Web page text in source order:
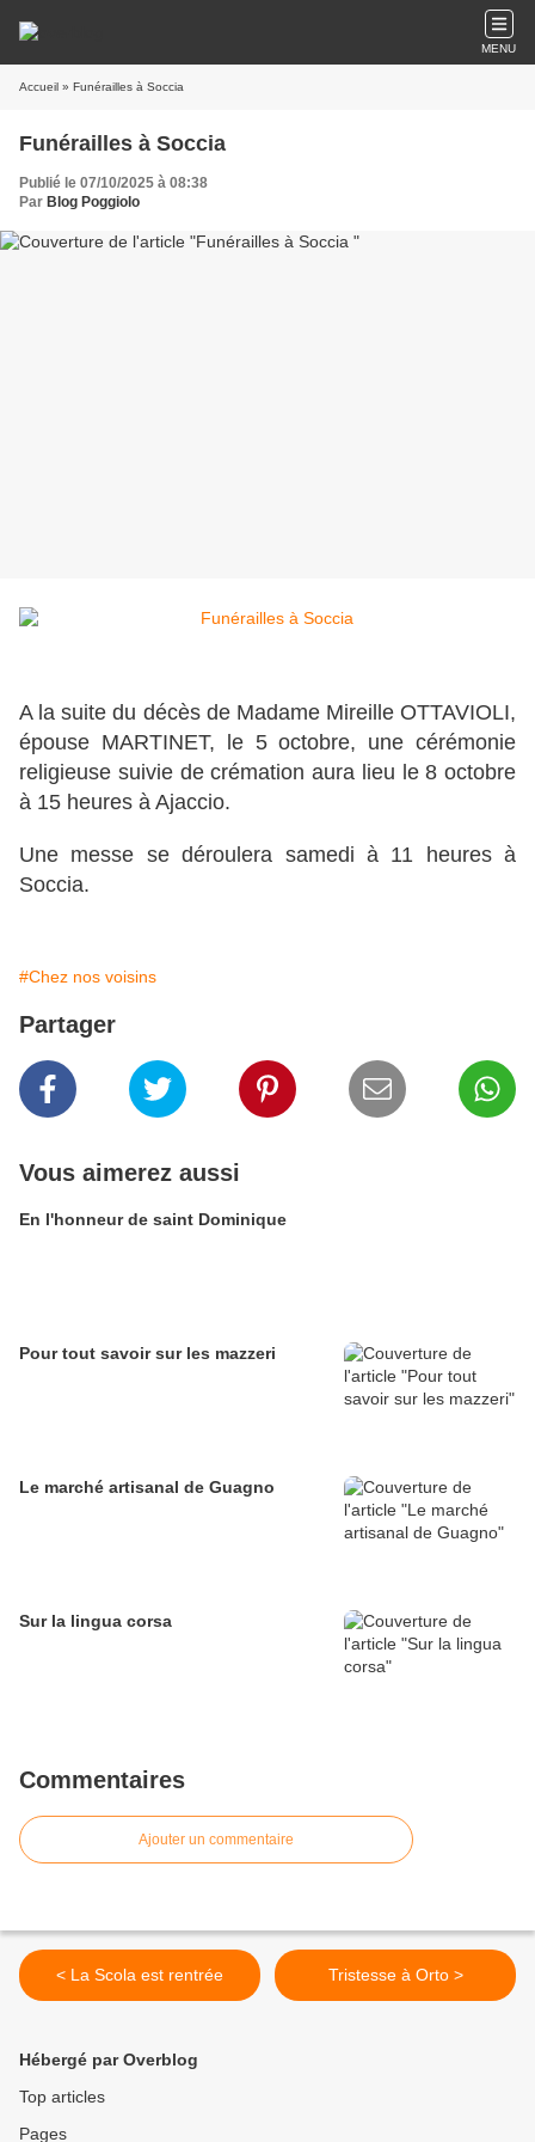
MENU
Accueil » Funérailles à Soccia
Funérailles à Soccia
Publié le 07/10/2025 à 08:38
Par Blog Poggiolo
A la suite du décès de Madame Mireille OTTAVIOLI,
épouse MARTINET, le 5 octobre, une cérémonie
religieuse suivie de crémation aura lieu le 8 octobre
à 15 heures à Ajaccio.
Une messe se déroulera samedi à 11 heures à
Soccia.
#Chez nos voisins
Partager
Vous aimerez aussi
En l'honneur de saint Dominique
Pour tout savoir sur les mazzeri
Le marché artisanal de Guagno
Sur la lingua corsa
Commentaires
Ajouter un commentaire
< La Scola est rentrée Tristesse à Orto >
Hébergé par Overblog
Top articles
Pages